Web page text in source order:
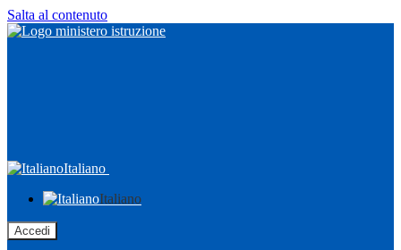
Salta al contenuto
Italiano
Italiano
Accedi